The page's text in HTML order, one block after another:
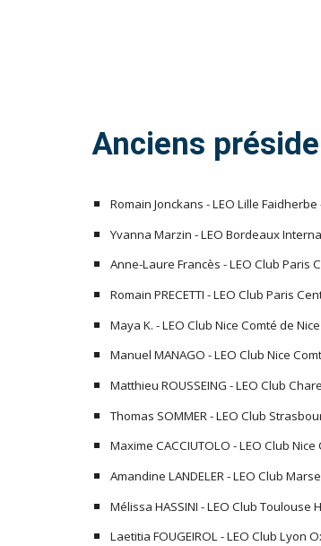
Anciens
Romain Jonckans - LEO Lille
Yvanna Marzin - LEO Bordeaux
Anne-Laure Francès - LEO Club
Romain PRECETTI - LEO Club Paris
Maya K. - LEO Club Nice Comté de
Manuel MANAGO - LEO Club Nice
Matthieu ROUSSEING - LEO Club
Thomas SOMMER - LEO Club
Maxime CACCIUTOLO - LEO Club
Amandine LANDELER - LEO Club
Mélissa HASSINI - LEO Club
Laetitia FOUGEIROL - LEO Club